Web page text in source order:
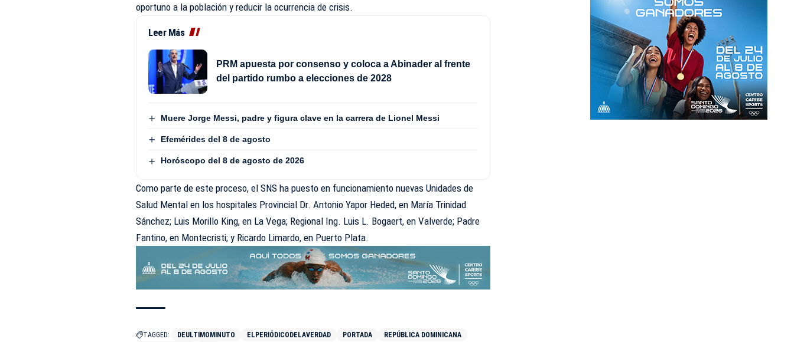
oportuno a la población y reducir la ocurrencia de crisis.
Leer Más
PRM apuesta por consenso y coloca a Abinader al frente
del partido rumbo a elecciones de 2028
Muere Jorge Messi, padre y figura clave en la carrera de Lionel Messi
Efemérides del 8 de agosto
Horóscopo del 8 de agosto de 2026
Como parte de este proceso, el SNS ha puesto en funcionamiento nuevas Unidades de
Salud Mental en los hospitales Provincial Dr. Antonio Yapor Heded, en María Trinidad
Sánchez; Luis Morillo King, en La Vega; Regional Ing. Luis L. Bogaert, en Valverde; Padre
Fantino, en Montecristi; y Ricardo Limardo, en Puerto Plata.
TAGGED: DEULTIMOMINUTO ELPERIÓDICODELAVERDAD PORTADA REPÚBLICA DOMINICANA